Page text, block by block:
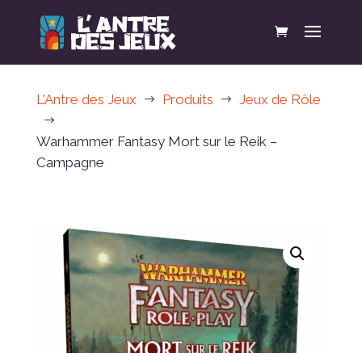
L'Antre des Jeux $ Produits $ Jeux de Rôle
$
Warhammer Fantasy Mort sur le Reik –
Campagne